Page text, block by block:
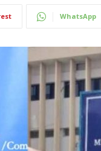
WhatsApp